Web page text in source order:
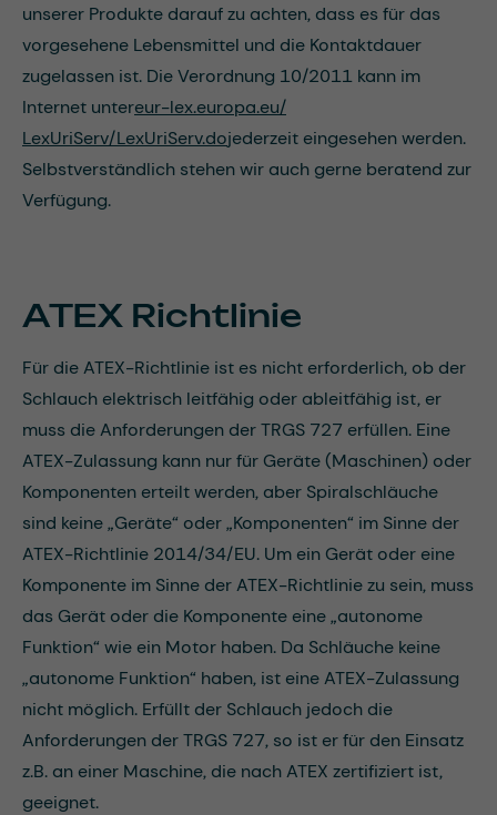
unserer Produkte darauf zu achten, dass es für das
vorgesehene Lebensmittel und die Kontaktdauer
zugelassen ist. Die Verordnung 10/2011 kann im
Internet untereur-lex.europa.eu/
LexUriServ/LexUriServ.dojederzeit eingesehen werden.
Selbstverständlich stehen wir auch gerne beratend zur
Verfügung.
ATEX Richtlinie
Für die ATEX-Richtlinie ist es nicht erforderlich, ob der
Schlauch elektrisch leitfähig oder ableitfähig ist, er
muss die Anforderungen der TRGS 727 erfüllen. Eine
ATEX-Zulassung kann nur für Geräte (Maschinen) oder
Komponenten erteilt werden, aber Spiralschläuche
sind keine „Geräte“ oder „Komponenten“ im Sinne der
ATEX-Richtlinie 2014/34/EU. Um ein Gerät oder eine
Komponente im Sinne der ATEX-Richtlinie zu sein, muss
das Gerät oder die Komponente eine „autonome
Funktion“ wie ein Motor haben. Da Schläuche keine
„autonome Funktion“ haben, ist eine ATEX-Zulassung
nicht möglich. Erfüllt der Schlauch jedoch die
Anforderungen der TRGS 727, so ist er für den Einsatz
z.B. an einer Maschine, die nach ATEX zertifiziert ist,
geeignet.